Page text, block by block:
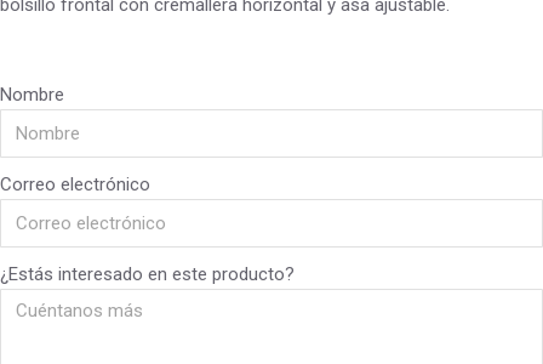
bolsillo frontal con cremallera horizontal y asa ajustable.
Nombre
Correo electrónico
¿Estás interesado en este producto?